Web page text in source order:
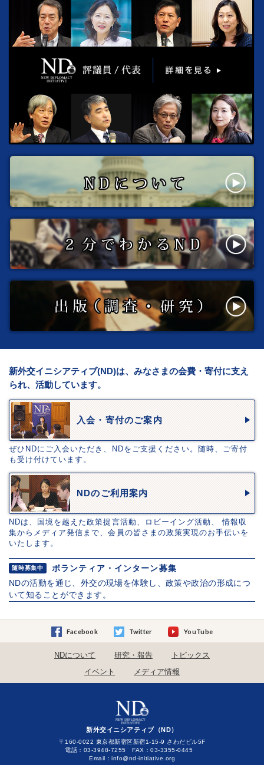
新外交イニシアティブ(ND)は、みなさまの会費・寄付に支え
られ、活動しています。
入会・寄付のご案内
ぜひNDにご入会いただき、NDをご支援ください。随時、ご寄付
も受け付けています。
NDのご利用案内
NDは、国境を越えた政策提言活動、ロビーイング活動、 情報収
集からメディア発信まで、会員の皆さまの政策実現のお手伝いを
いたします。
随時募集中
ボランティア・インターン募集
NDの活動を通じ、外交の現場を体験し、政策や政治の形成につ
いて知ることができます。
Facebook Twitter YouTube
NDについて 研究・報告
トピックス
イベント
メディア情報
新外交イニシアティブ（ND）
〒160-0022 東京都新宿区新宿1-15-9 さわだビル5F
電話：03-3948-7255 FAX：03-3355-0445
Email：